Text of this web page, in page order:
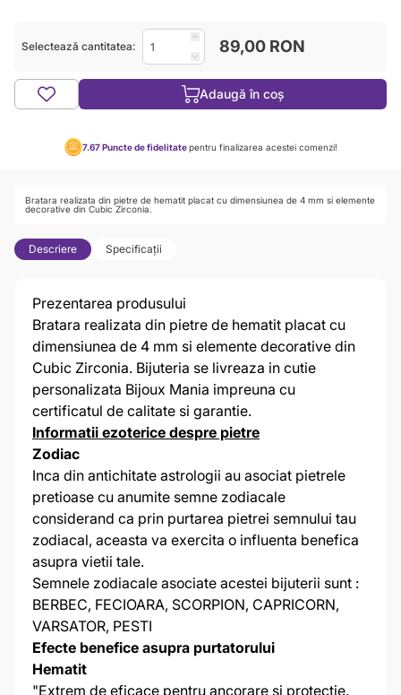
Selectează cantitatea: 89,00 RON
Adaugă în coș
7.67 Puncte de fidelitate pentru finalizarea acestei comenzi!
Bratara realizata din pietre de hematit placat cu dimensiunea de 4 mm si elemente
decorative din Cubic Zirconia.
Descriere Specificații
Prezentarea produsului
Bratara realizata din pietre de hematit placat cu
dimensiunea de 4 mm si elemente decorative din
Cubic Zirconia. Bijuteria se livreaza in cutie
personalizata Bijoux Mania impreuna cu
certificatul de calitate si garantie.
Informatii ezoterice despre pietre
Zodiac
Inca din antichitate astrologii au asociat pietrele
pretioase cu anumite semne zodiacale
considerand ca prin purtarea pietrei semnului tau
zodiacal, aceasta va exercita o influenta benefica
asupra vietii tale.
Semnele zodiacale asociate acestei bijuterii sunt :
BERBEC, FECIOARA, SCORPION, CAPRICORN,
VARSATOR, PESTI
Efecte benefice asupra purtatorului
Hematit
"Extrem de eficace pentru ancorare si protectie.